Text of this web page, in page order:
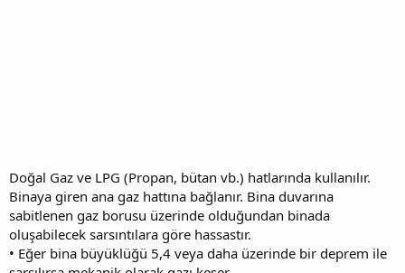
Doğal Gaz ve LPG (Propan, bütan vb.) hatlarında kullanılır.
Binaya giren ana gaz hattına bağlanır. Bina duvarına
sabitlenen gaz borusu üzerinde olduğundan binada
oluşabilecek sarsıntılara göre hassastır.
• Eğer bina büyüklüğü 5,4 veya daha üzerinde bir deprem ile